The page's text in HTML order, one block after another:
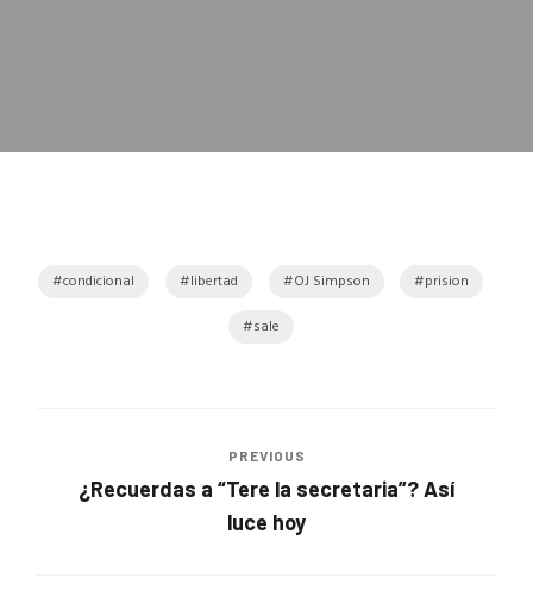
condicional libertad OJ Simpson
prision
sale
PREVIOUS
¿Recuerdas a “Tere la secretaria”? Así
luce hoy